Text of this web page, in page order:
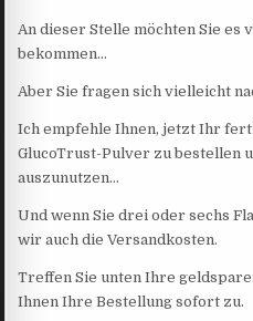
An dieser Stelle möchten Sie es
bekommen…
Aber Sie fragen sich vielleicht
Ich empfehle Ihnen, jetzt Ihr
GlucoTrust-Pulver zu bestellen
auszunutzen…
Und wenn Sie drei oder sechs
wir auch die Versandkosten.
Treffen Sie unten Ihre
Ihnen Ihre Bestellung sofort zu.